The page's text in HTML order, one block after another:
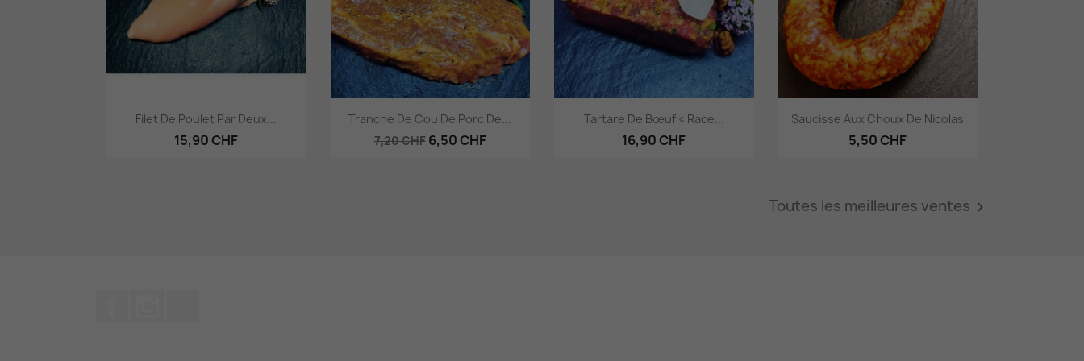
Aperçu rapide
Filet De Poulet Par Deux...
15,90 CHF
 Aperçu rapide
Tranche De Cou De Porc De...
7,20 CHF 6,50 CHF
Aperçu rapide
Tartare De Bœuf « Race...
16,90 CHF
 Aperçu rapide
Saucisse Aux Choux De Nicolas
5,50 CHF
Toutes les meilleures ventes 